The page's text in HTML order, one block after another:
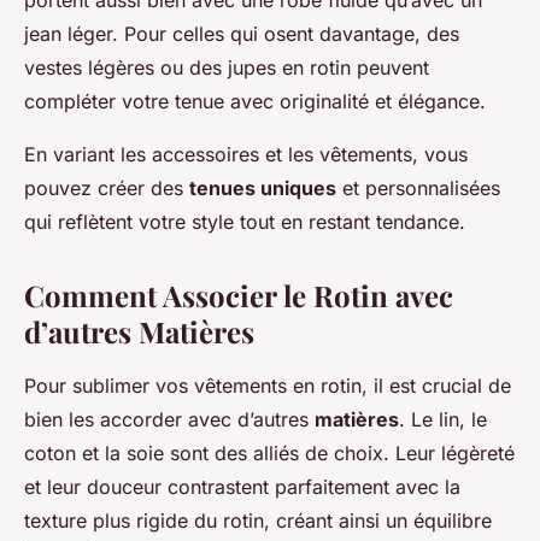
jean léger. Pour celles qui osent davantage, des
vestes légères ou des jupes en rotin peuvent
compléter votre tenue avec originalité et élégance.
En variant les accessoires et les vêtements, vous
pouvez créer des tenues uniques et personnalisées
qui reflètent votre style tout en restant tendance.
Comment Associer le Rotin avec
d’autres Matières
Pour sublimer vos vêtements en rotin, il est crucial de
bien les accorder avec d’autres matières. Le lin, le
coton et la soie sont des alliés de choix. Leur légèreté
et leur douceur contrastent parfaitement avec la
texture plus rigide du rotin, créant ainsi un équilibre